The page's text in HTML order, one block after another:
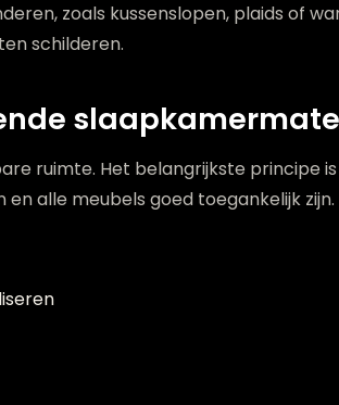
zoals kussenslopen, plaids of
schilderen.
ruimte. Het belangrijkste principe
alle meubels goed toegankelijk zijn.